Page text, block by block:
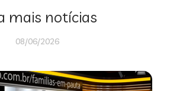
mais notícias
08/06/2026